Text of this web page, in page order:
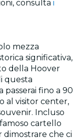
consulta i
mezza
significativa,
della Hoover
questa
fino a 90
al visitor center,
Incluso
cartello
dimostrare che ci